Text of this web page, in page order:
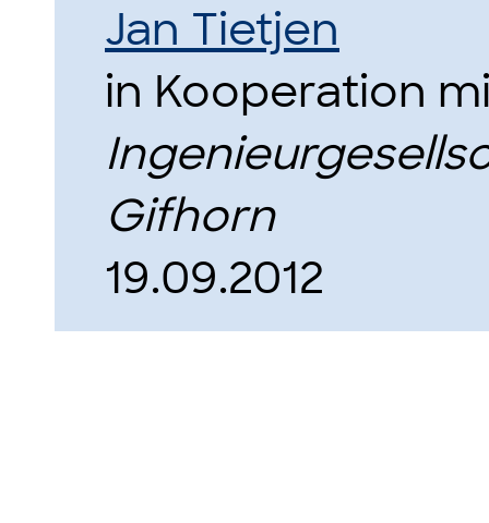
Jan Tietjen
in Kooperation
Gifhorn
19.09.2012